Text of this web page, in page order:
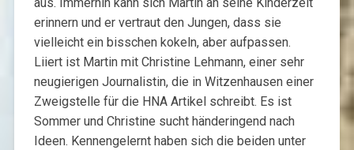
erinnern und er vertraut den Jungen, dass sie
vielleicht ein bisschen kokeln, aber aufpassen.
Liiert ist Martin mit Christine Lehmann, einer sehr
neugierigen Journalistin, die in Witzenhausen einer
Zweigstelle für die HNA Artikel schreibt. Es ist
Sommer und Christine sucht händeringend nach
Ideen. Kennengelernt haben sich die beiden unter